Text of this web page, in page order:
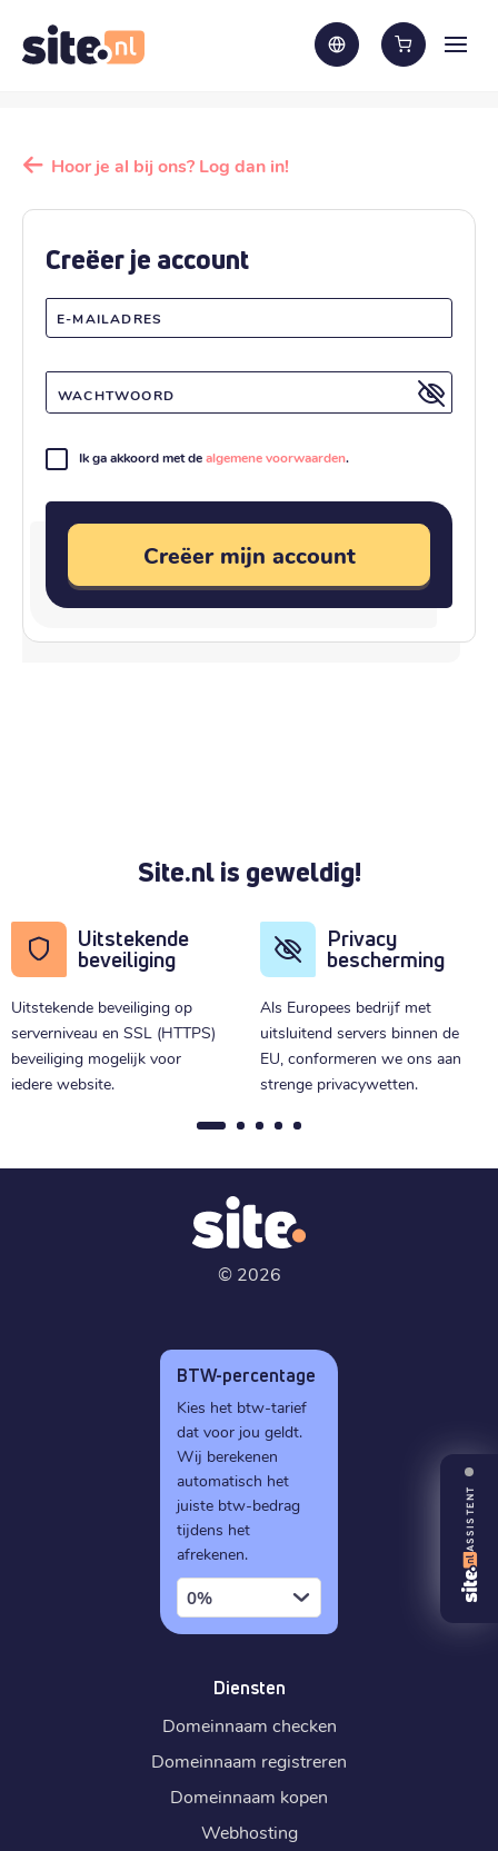
Hoor je al bij ons? Log dan in!
Creëer je account
E-MAILADRES
WACHTWOORD
Ik ga akkoord met dealgemene voorwaarden.
Creëer mijn account
Site.nl is geweldig!
Uitstekende
beveiliging
Uitstekende beveiliging op
serverniveau en SSL (HTTPS)
beveiliging mogelijk voor
iedere website.
Privacy
bescherming
Als Europees bedrijf met
uitsluitend servers binnen de
EU, conformeren we ons aan
strenge privacywetten.
© 2026
BTW-percentage
Kies het btw-tarief
dat voor jou geldt.
Wij berekenen
automatisch het
juiste btw-bedrag
tijdens het
afrekenen.
0%
Diensten
Domeinnaam checken
Domeinnaam registreren
Domeinnaam kopen
Webhosting
ASSISTENT